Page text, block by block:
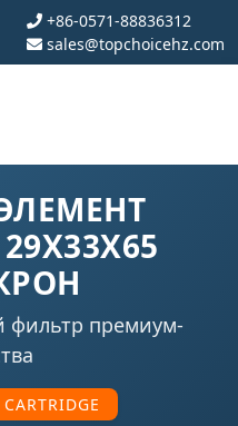
+86-0571-88836312
sales@topchoicehz.com
фильтр премиум-